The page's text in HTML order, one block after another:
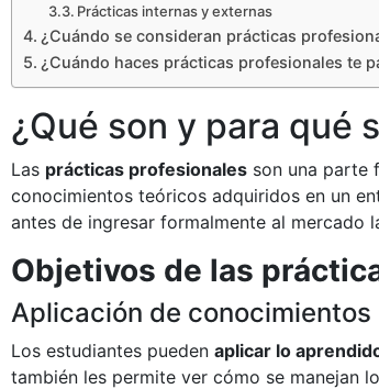
Prácticas internas y externas
¿Cuándo se consideran prácticas
¿Cuándo haces prácticas profesionales te
¿Qué son y para qué
Las prácticas profesionales son una parte
conocimientos teóricos adquiridos en un
antes de ingresar formalmente al mercado
Objetivos de las
Aplicación de conocimientos
Los estudiantes pueden aplicar lo
también les permite ver cómo se manejan